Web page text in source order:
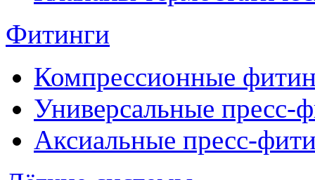
Фитинги
Компрессионные
Универсальные пресс-
Аксиальные пресс-